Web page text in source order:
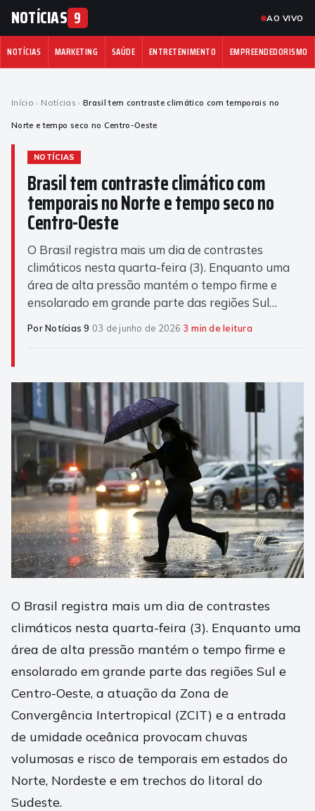
NOTÍCIAS 9 AO VIVO
NOTÍCIAS MARKETING SAÚDE ENTRETENIMENTO EMPREENDEDORISMO
Início › Notícias › Brasil tem contraste climático com temporais no
Norte e tempo seco no Centro-Oeste
NOTÍCIAS
Brasil tem contraste climático com
temporais no Norte e tempo seco no
Centro-Oeste
O Brasil registra mais um dia de contrastes
climáticos nesta quarta-feira (3). Enquanto uma
área de alta pressão mantém o tempo firme e
ensolarado em grande parte das regiões Sul…
Por Notícias 9·03 de junho de 2026·3 min de leitura
O Brasil registra mais um dia de contrastes
climáticos nesta quarta-feira (3). Enquanto uma
área de alta pressão mantém o tempo firme e
ensolarado em grande parte das regiões Sul e
Centro-Oeste, a atuação da Zona de
Convergência Intertropical (ZCIT) e a entrada
de umidade oceânica provocam chuvas
volumosas e risco de temporais em estados do
Norte, Nordeste e em trechos do litoral do
Sudeste.